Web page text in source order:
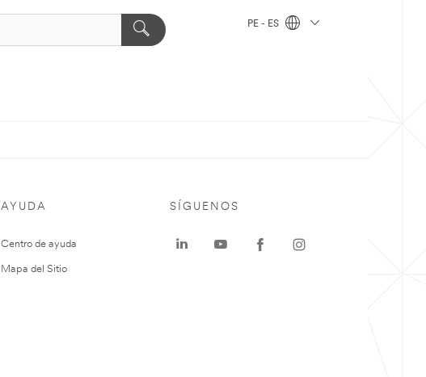
PE - ES
AYUDA
Centro de ayuda
Mapa del Sitio
SÍGUENOS